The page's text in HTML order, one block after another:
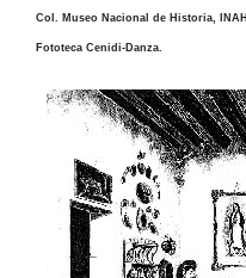
Col. Museo Nacional de Historia, INAH.
Fototeca Cenidi-Danza.